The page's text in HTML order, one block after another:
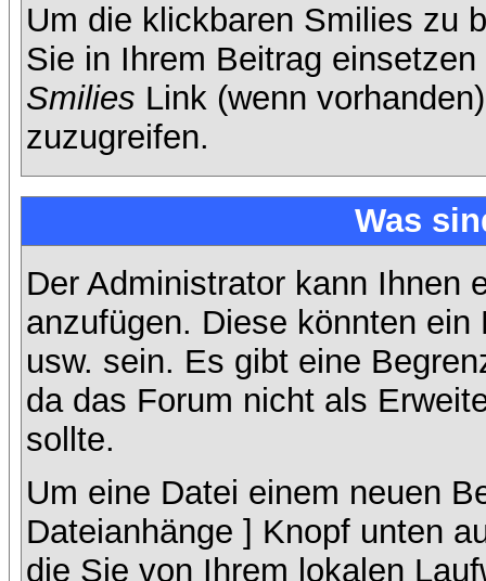
Um die klickbaren Smilies zu
Sie in Ihrem Beitrag
Smilies Link (wenn
zuzugreifen.
Was
Der Administrator kann Ihnen
anzufügen. Diese könnten
usw. sein. Es gibt eine
da das Forum nicht als
sollte.
Um eine Datei einem neuen
Dateianhänge ] Knopf unten
die Sie von Ihrem lokalen